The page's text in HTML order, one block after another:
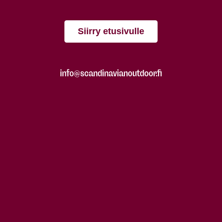
Siirry etusivulle
info@scandinavianoutdoor.fi